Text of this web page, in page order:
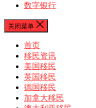
数字银行
关闭菜单
首页
移民资讯
美国移民
英国移民
德国移民
加拿大移民